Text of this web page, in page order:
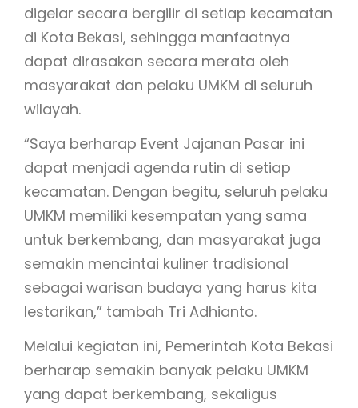
digelar secara bergilir di setiap kecamatan
di Kota Bekasi, sehingga manfaatnya
dapat dirasakan secara merata oleh
masyarakat dan pelaku UMKM di seluruh
wilayah.
“Saya berharap Event Jajanan Pasar ini
dapat menjadi agenda rutin di setiap
kecamatan. Dengan begitu, seluruh pelaku
UMKM memiliki kesempatan yang sama
untuk berkembang, dan masyarakat juga
semakin mencintai kuliner tradisional
sebagai warisan budaya yang harus kita
lestarikan,” tambah Tri Adhianto.
Melalui kegiatan ini, Pemerintah Kota Bekasi
berharap semakin banyak pelaku UMKM
yang dapat berkembang, sekaligus